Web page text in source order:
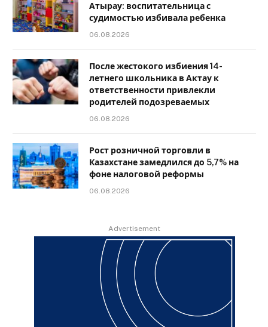
Атырау: воспитательница с
судимостью избивала ребенка
06.08.2026
После жестокого избиения 14-
летнего школьника в Актау к
ответственности привлекли
родителей подозреваемых
06.08.2026
Рост розничной торговли в
Казахстане замедлился до 5,7% на
фоне налоговой реформы
06.08.2026
Advertisement